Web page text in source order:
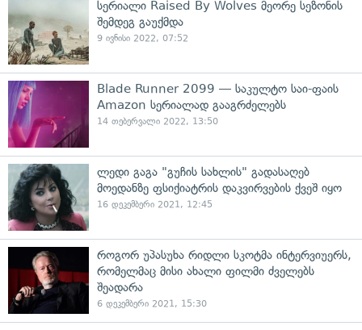
სერიალი Raised By Wolves მეორე სეზონის
შემდეგ გაუქმდა
9 ივნისი 2022, 07:52
Blade Runner 2099 — საკულტო საი-ფაის
Amazon სერიალად გააგრძელებს
14 თებერვალი 2022, 13:50
ლედი გაგა "გუჩის სახლის" გადასაღებ
მოედანზე ფსიქიატრის დაკვირვების ქვეშ იყო
16 დეკემბერი 2021, 12:45
როგორ უპასუხა რიდლი სკოტმა ინტერვიუერს,
რომელმაც მისი ახალი ფილმი ძველებს
შეადარა
6 დეკემბერი 2021, 15:30